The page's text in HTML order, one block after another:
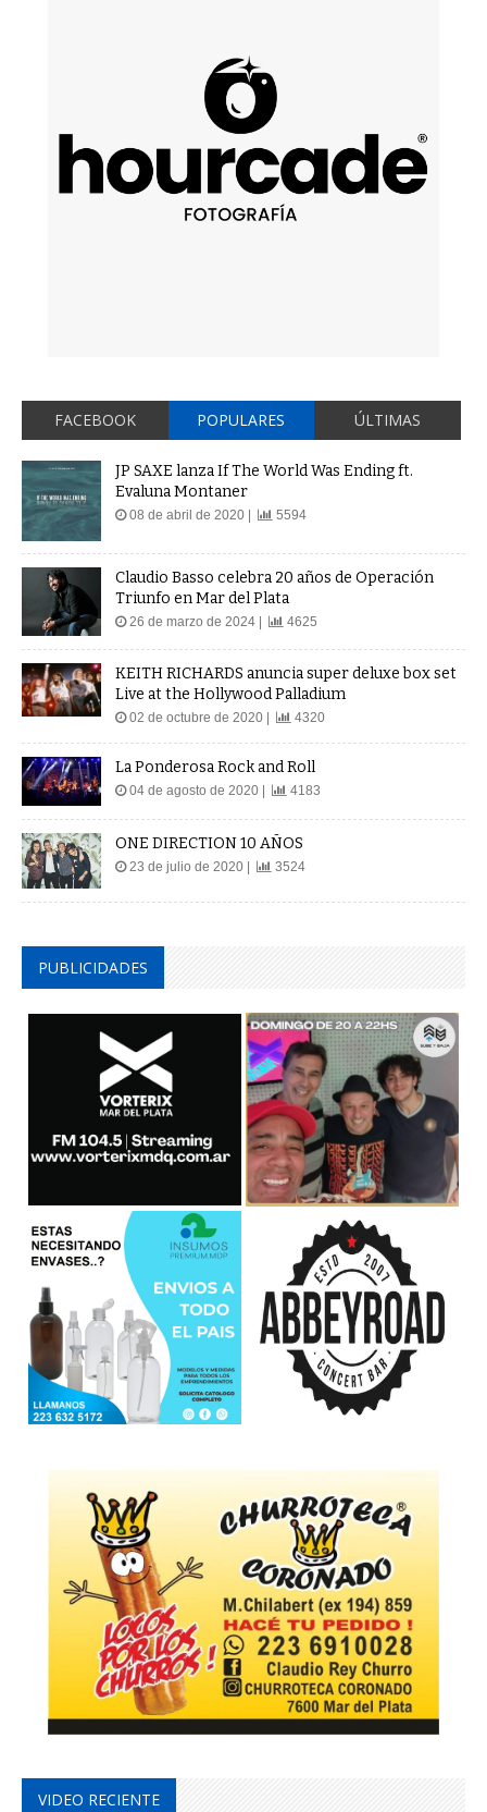
FACEBOOK POPULARES ÚLTIMAS
JP SAXE lanza If The World Was Ending ft.
Evaluna Montaner
08 de abril de 2020 | 5594
Claudio Basso celebra 20 años de Operación
Triunfo en Mar del Plata
26 de marzo de 2024 | 4625
KEITH RICHARDS anuncia super deluxe box set
Live at the Hollywood Palladium
02 de octubre de 2020 | 4320
La Ponderosa Rock and Roll
04 de agosto de 2020 | 4183
ONE DIRECTION 10 AÑOS
23 de julio de 2020 | 3524
PUBLICIDADES
VIDEO RECIENTE